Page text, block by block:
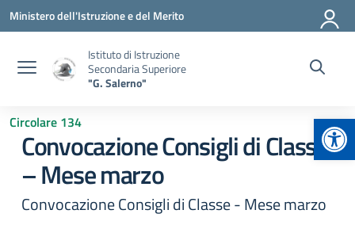
Vai ai contenuti
Vai al menu di navigazione
Vai al footer
Ministero dell'Istruzione e del Merito
Istituto di Istruzione
Secondaria Superiore
"G. Salerno"
Circolare 134
Convocazione Consigli di Classe
– Mese marzo
Convocazione Consigli di Classe - Mese marzo